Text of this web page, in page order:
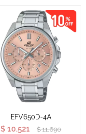
EFV650D-4A
$ 10.521 $ 11.690